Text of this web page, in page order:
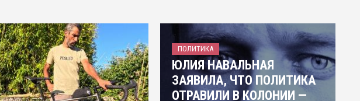
ПОЛИТИКА
ЮЛИЯ НАВАЛЬНАЯ
ЗАЯВИЛА, ЧТО ПОЛИТИКА
ОТРАВИЛИ В КОЛОНИИ —